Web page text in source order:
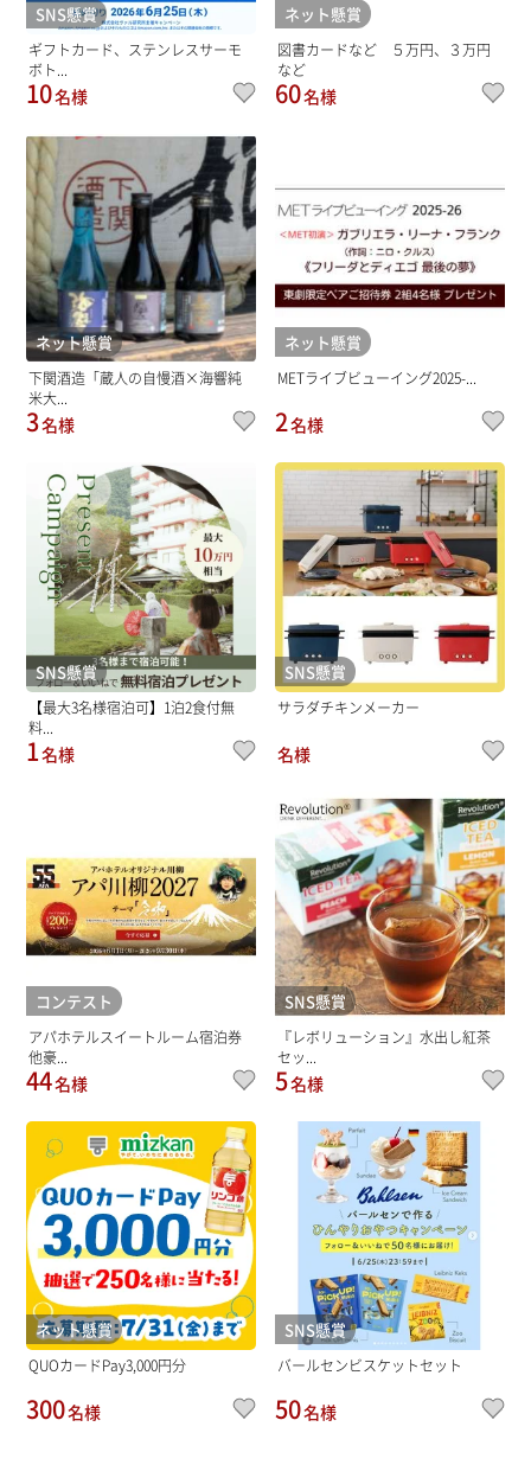
SNS懸賞
ギフトカード、ステンレスサーモ
ボト...
10名様
ネット懸賞
図書カードなど ５万円、３万円
など
60名様
ネット懸賞
下関酒造「蔵人の自慢酒×海響純
米大...
3名様
ネット懸賞
METライブビューイング2025-...
2名様
SNS懸賞
【最大3名様宿泊可】1泊2食付無
料...
1名様
SNS懸賞
サラダチキンメーカー
名様
コンテスト
アパホテルスイートルーム宿泊券
他豪...
44名様
SNS懸賞
『レボリューション』水出し紅茶
セッ...
5名様
ネット懸賞
QUOカードPay3,000円分
300名様
SNS懸賞
バールセンビスケットセット
50名様